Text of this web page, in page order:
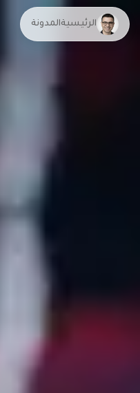
الرئيسيةالمدونة